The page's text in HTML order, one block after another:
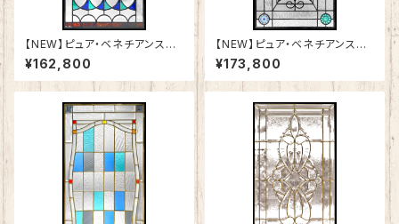
【NEW】ピュア・ベネチアンステ
ンドグラスSH-VA02
¥162,800
【NEW】ピュア・ベネチアンステ
ンドグラスSH-VA01
¥173,800